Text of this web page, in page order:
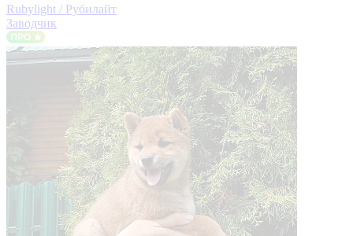
Rubylight / Рубилайт
Заводчик